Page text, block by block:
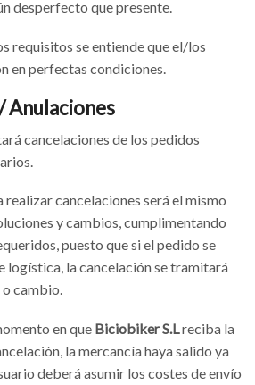
desperfecto que presente.
requisitos se entiende que el/los
en perfectas condiciones.
Anulaciones
cancelaciones de los pedidos
cancelaciones será el mismo
y cambios, cumplimentando
puesto que si el pedido se
logística, la cancelación se tramitará
cambio.
en que Biciobiker S.Lreciba la
la mercancía haya salido ya
deberá asumir los costes de envío